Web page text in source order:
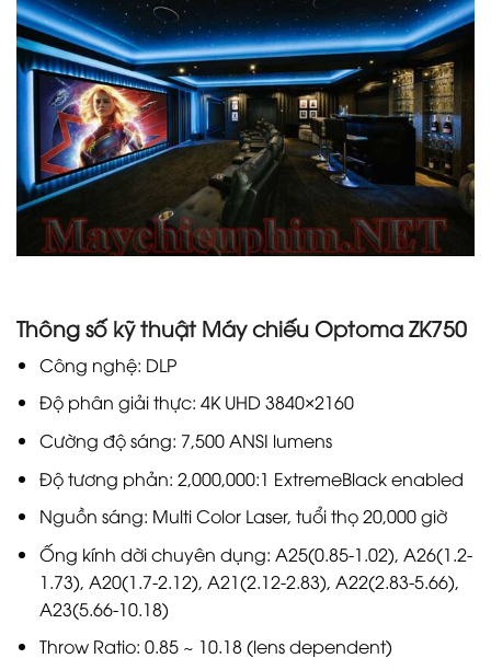
Thông số kỹ thuật Máy chiếu Optoma ZK750
Công nghệ: DLP
Độ phân giải thực: 4K UHD 3840×2160
Cường độ sáng: 7,500 ANSI lumens
Độ tương phản: 2,000,000:1 ExtremeBlack enabled
Nguồn sáng: Multi Color Laser, tuổi thọ 20,000 giờ
Ống kính dời chuyên dụng: A25(0.85-1.02), A26(1.2-
1.73), A20(1.7-2.12), A21(2.12-2.83), A22(2.83-5.66),
A23(5.66-10.18)
Throw Ratio: 0.85 ~ 10.18 (lens dependent)